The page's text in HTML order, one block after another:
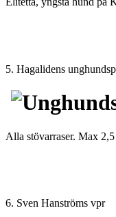
5. Hagalidens
Alla stövarraser. Max
6. Sven Hanströms vpr